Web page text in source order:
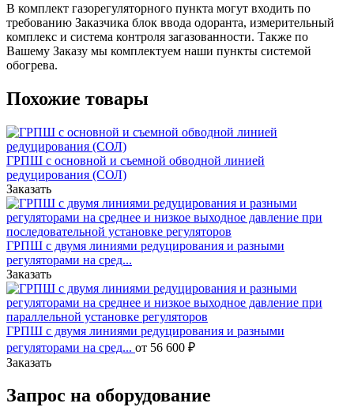
В комплект газорегуляторного пункта могут входить по
требованию Заказчика блок ввода одоранта, измерительный
комплекс и система контроля загазованности. Также по
Вашему Заказу мы комплектуем наши пункты системой
обогрева.
Похожие товары
ГРПШ с основной и съемной обводной линией
редуцирования (СОЛ)
Заказать
ГРПШ с двумя линиями редуцирования и разными
регуляторами на сред...
Заказать
ГРПШ с двумя линиями редуцирования и разными
регуляторами на сред... от 56 600 ₽
Заказать
Запрос на оборудование